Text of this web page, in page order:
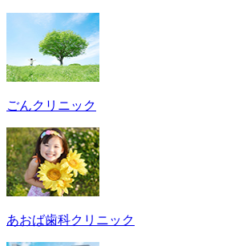
ごんクリニック
あおば歯科クリニック